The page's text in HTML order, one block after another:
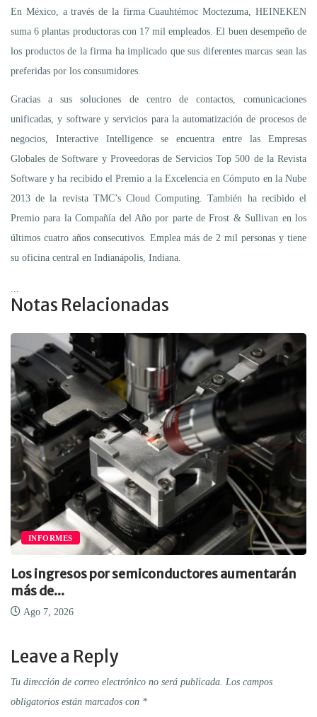
En México, a través de la firma Cuauhtémoc Moctezuma, HEINEKEN
suma 6 plantas productoras con 17 mil empleados. El buen desempeño de
los productos de la firma ha implicado que sus diferentes marcas sean las
preferidas por los consumidores.
Gracias a sus soluciones de centro de contactos, comunicaciones
unificadas, y software y servicios para la automatización de procesos de
negocios, Interactive Intelligence se encuentra entre las Empresas
Globales de Software y Proveedoras de Servicios Top 500 de la Revista
Software y ha recibido el Premio a la Excelencia en Cómputo en la Nube
2013 de la revista TMC’s Cloud Computing. También ha recibido el
Premio para la Compañía del Año por parte de Frost & Sullivan en los
últimos cuatro años consecutivos. Emplea más de 2 mil personas y tiene
su oficina central en Indianápolis, Indiana.
Notas Relacionadas
INFORMES
Los ingresos por semiconductores aumentarán
más de...
Ago 7, 2026
Leave a Reply
Tu dirección de correo electrónico no será publicada. Los campos
obligatorios están marcados con *